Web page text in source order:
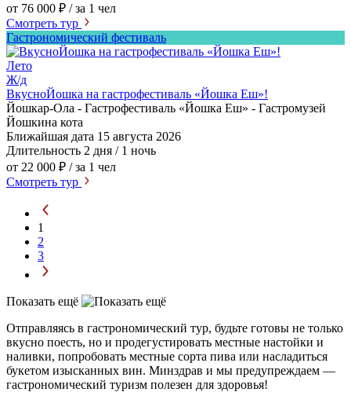
от 76 000 ₽ / за 1 чел
Смотреть тур
Гастрономический фестиваль
Лето
Ж/д
ВкусноЙошка на гастрофестиваль «Йошка Еш»!
Йошкар-Ола - Гастрофестиваль «Йошка Еш» - Гастромузей
Йошкина кота
Ближайшая дата 15 августа 2026
Длительность 2 дня / 1 ночь
от 22 000 ₽ / за 1 чел
Смотреть тур
1
2
3
Показать ещё
Отправляясь в гастрономический тур, будьте готовы не только
вкусно поесть, но и продегустировать местные настойки и
наливки, попробовать местные сорта пива или насладиться
букетом изысканных вин. Минздрав и мы предупреждаем —
гастрономический туризм полезен для здоровья!